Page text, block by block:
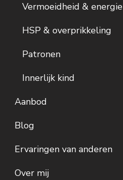
Vermoeidheid & energie
HSP & overprikkeling
Patronen
Innerlijk kind
Aanbod
Blog
Ervaringen van anderen
Over mij